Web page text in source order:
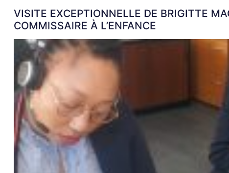
VISITE EXCEPTIONNELLE DE BRIGITTE
COMMISSAIRE À L’ENFANCE